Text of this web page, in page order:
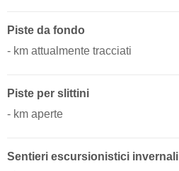
Piste da fondo
- km attualmente tracciati
Piste per slittini
- km aperte
Sentieri escursionistici invernali